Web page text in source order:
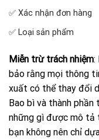
✅ Xác nhận đơn hàng
✅ Loại sản phẩm
Miễn trừ trách nhiệm:
bảo rằng mọi thông
xuất có thể thay đổi
Bao bì và thành
những gì được mô tả
bạn không nên chỉ